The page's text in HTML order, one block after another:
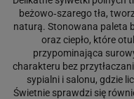
beżowo‑szarego tła,
naturą. Stonowana paleta
oraz ciepło, które
przypominająca
charakteru bez
sypialni i salonu, gdzie
Świetnie sprawdzi się